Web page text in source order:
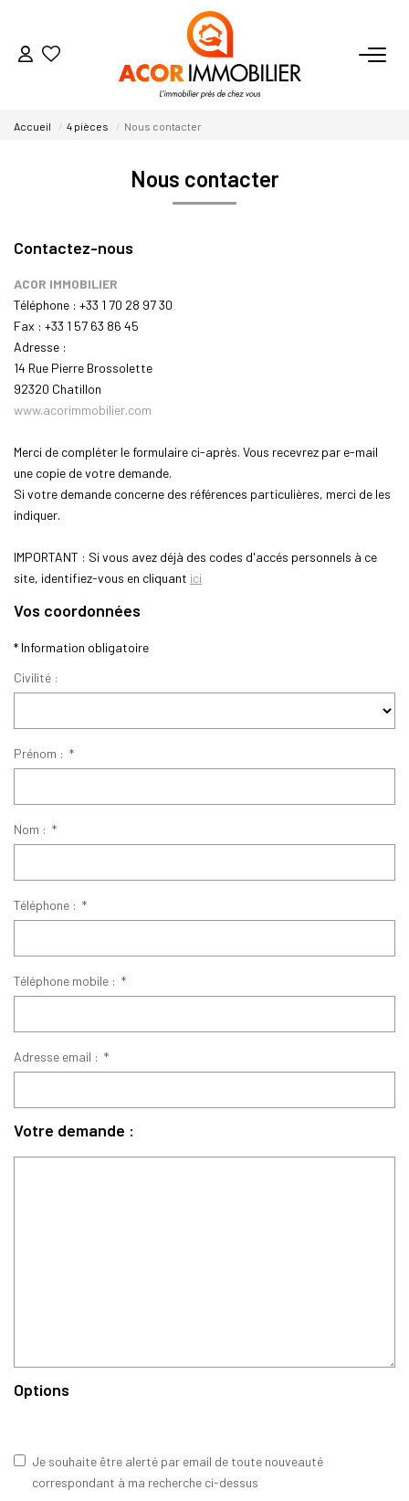
ACHETER
AVIS GOOGLE
CONTACT
Accueil 4 pièces Nous contacter
Nous contacter
Contactez-nous
ACOR IMMOBILIER
Téléphone : +33 1 70 28 97 30
Fax : +33 1 57 63 86 45
Adresse :
14 Rue Pierre Brossolette
92320 Chatillon
www.acorimmobilier.com
Merci de compléter le formulaire ci-après. Vous recevrez par e-mail
une copie de votre demande.
Si votre demande concerne des références particulières, merci de les
indiquer.
IMPORTANT : Si vous avez déjà des codes d'accés personnels à ce
site, identifiez-vous en cliquant ici
Vos coordonnées
* Information obligatoire
Civilité :
Prénom : *
Nom : *
Téléphone : *
Téléphone mobile : *
Adresse email : *
Votre demande :
Options
Je souhaite être alerté par email de toute nouveauté
correspondant à ma recherche ci-dessus